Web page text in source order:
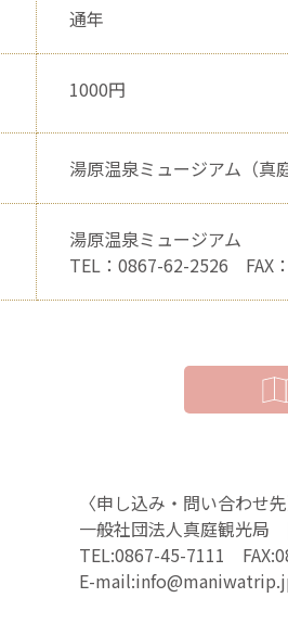
通年
1000円
湯原温泉ミュージアム（真
湯原温泉ミュージアム
TEL：0867-62-2526 FAX
〈申し込み・問い合わせ先
一般社団法人真庭観光局
TEL:0867-45-7111
E-